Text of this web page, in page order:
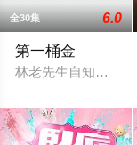
全30集 6.0
第一桶金
林老先生自知身患